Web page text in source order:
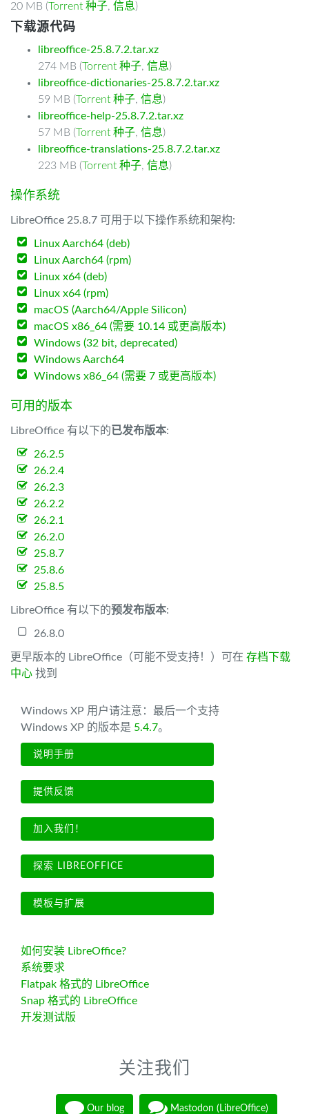
20 MB (Torrent 种子, 信息)
下载源代码
libreoffice-25.8.7.2.tar.xz
274 MB (Torrent 种子, 信息)
libreoffice-dictionaries-25.8.7.2.tar.xz
59 MB (Torrent 种子, 信息)
libreoffice-help-25.8.7.2.tar.xz
57 MB (Torrent 种子, 信息)
libreoffice-translations-25.8.7.2.tar.xz
223 MB (Torrent 种子, 信息)
操作系统
LibreOffice 25.8.7 可用于以下操作系统和架构:
Linux Aarch64 (deb)
Linux Aarch64 (rpm)
Linux x64 (deb)
Linux x64 (rpm)
macOS (Aarch64/Apple Silicon)
macOS x86_64 (需要 10.14 或更高版本)
Windows (32 bit, deprecated)
Windows Aarch64
Windows x86_64 (需要 7 或更高版本)
可用的版本
LibreOffice 有以下的已发布版本:
26.2.5
26.2.4
26.2.3
26.2.2
26.2.1
26.2.0
25.8.7
25.8.6
25.8.5
LibreOffice 有以下的预发布版本:
26.8.0
更早版本的 LibreOffice（可能不受支持！）可在 存档下载
中心 找到
Windows XP 用户请注意：最后一个支持
Windows XP 的版本是 5.4.7。
说明手册
提供反馈
加入我们！
探索 LIBREOFFICE
模板与扩展
如何安装 LibreOffice?
系统要求
Flatpak 格式的 LibreOffice
Snap 格式的 LibreOffice
开发测试版
关注我们
Our blog Mastodon (LibreOffice)